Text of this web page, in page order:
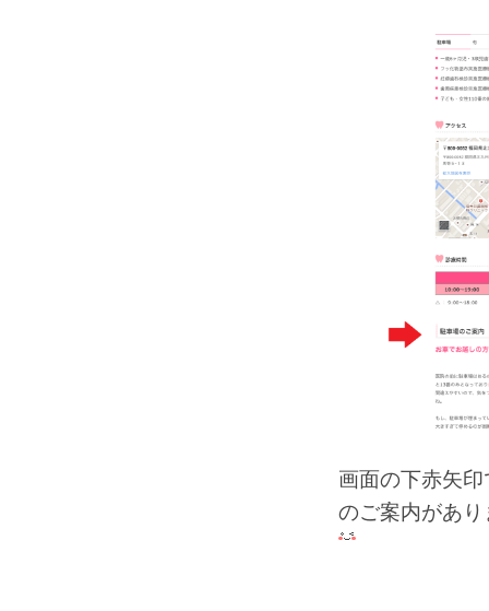
画面の下赤矢
のご案内があ